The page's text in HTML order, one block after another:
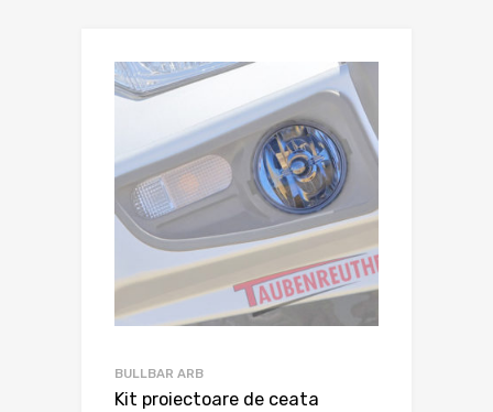
BULLBAR ARB
Kit proiectoare de ceata